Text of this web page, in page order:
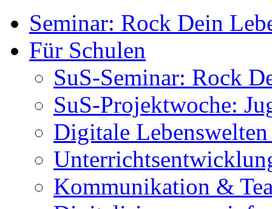
Seminar: Rock Dein
Für Schulen
SuS-Seminar: Rock
SuS-Projektwoche:
Digitale
Kommunikation &